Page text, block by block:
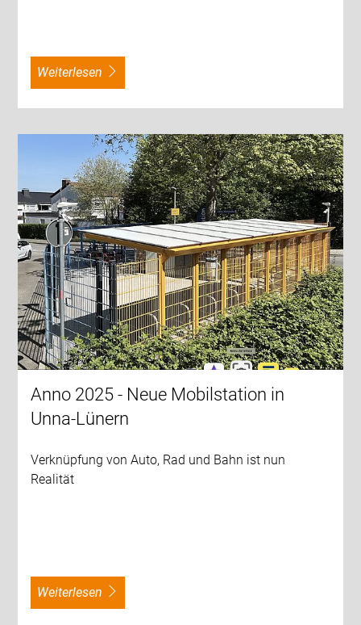
weiterlesen
Anno 2025 - Neue Mobilstation in
Unna-Lünern
Verknüpfung von Auto, Rad und Bahn ist nun
Realität
weiterlesen